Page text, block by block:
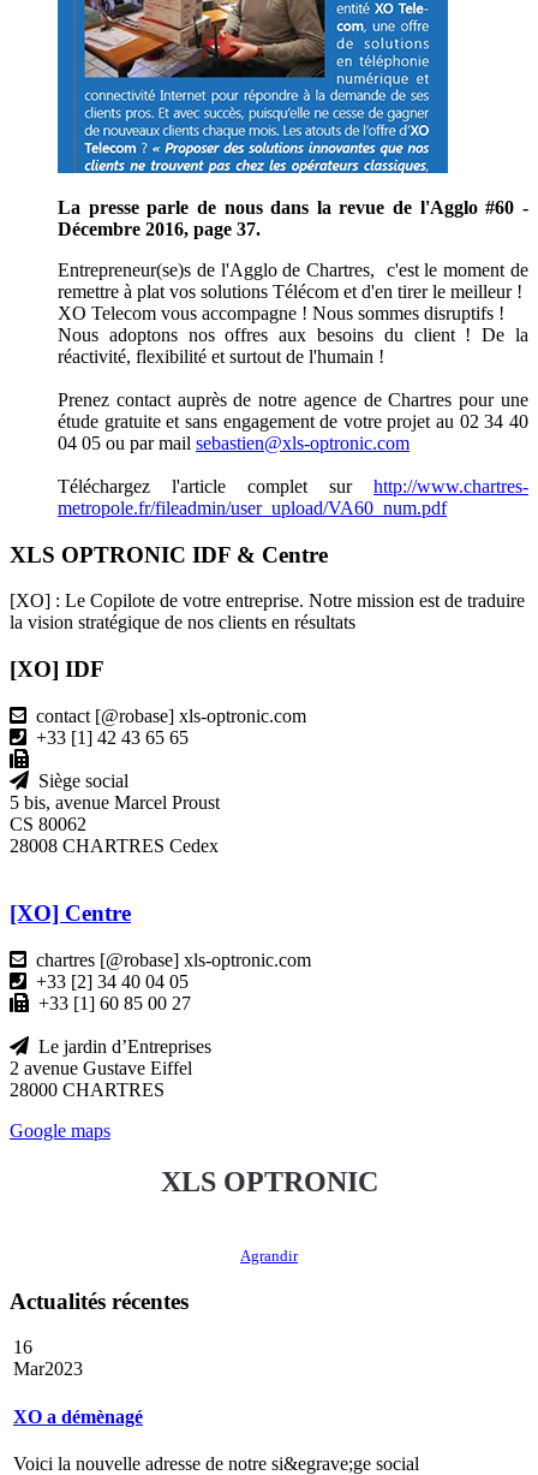
La presse parle de nous dans la revue de l'Agglo #60 -
Décembre 2016, page 37.
Entrepreneur(se)s de l'Agglo de Chartres, c'est le moment de
remettre à plat vos solutions Télécom et d'en tirer le meilleur !
XO Telecom vous accompagne ! Nous sommes disruptifs !
Nous adoptons nos offres aux besoins du client ! De la
réactivité, flexibilité et surtout de l'humain !
Prenez contact auprès de notre agence de Chartres pour une
étude gratuite et sans engagement de votre projet au 02 34 40
04 05 ou par mail sebastien@xls-optronic.com
Téléchargez l'article complet sur http://www.chartres-
metropole.fr/fileadmin/user_upload/VA60_num.pdf
XLS OPTRONIC IDF & Centre
[XO] : Le Copilote de votre entreprise. Notre mission est de traduire
la vision stratégique de nos clients en résultats
[XO] IDF
contact [@robase] xls-optronic.com
+33 [1] 42 43 65 65
Siège social
5 bis, avenue Marcel Proust
CS 80062
28008 CHARTRES Cedex
[XO] Centre
chartres [@robase] xls-optronic.com
+33 [2] 34 40 04 05
+33 [1] 60 85 00 27
Le jardin d’Entreprises
2 avenue Gustave Eiffel
28000 CHARTRES
Google maps
XLS OPTRONIC
Agrandir
Actualités récentes
16
Mar2023
XO a démènagé
Voici la nouvelle adresse de notre si&egrave;ge social